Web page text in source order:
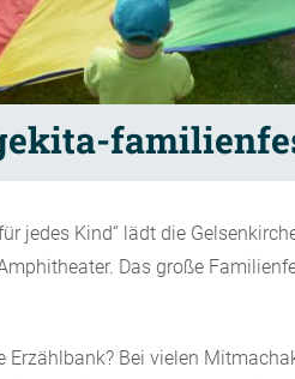
jedes Kind“ lädt die
Das große
Erzählbank? Bei vielen